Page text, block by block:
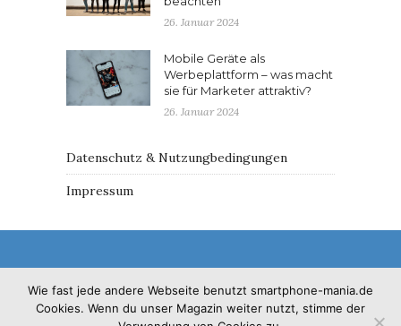
26. Januar 2024
Mobile Geräte als
Werbeplattform – was macht
sie für Marketer attraktiv?
26. Januar 2024
Datenschutz & Nutzungbedingungen
Impressum
© 2017 - Solo Pine. All Rights Reserved. Designed &
Wie fast jede andere Webseite benutzt smartphone-mania.de
Cookies. Wenn du unser Magazin weiter nutzt, stimme der